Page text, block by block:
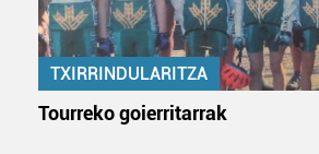
TXIRRINDULARITZA
Tourreko goierritarrak